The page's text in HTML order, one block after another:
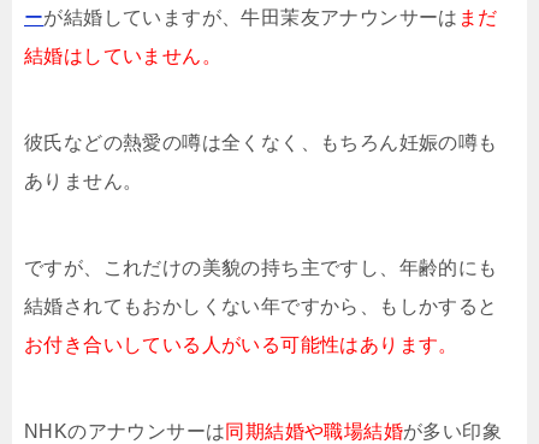
ーが結婚していますが、牛田茉友アナウンサーは まだ
結婚はしていません。
彼氏などの熱愛の噂は全くなく、もちろん妊娠の噂も
ありません。
ですが、これだけの美貌の持ち主ですし、年齢的にも
結婚されてもおかしくない年ですから、もしかすると
お付き合いしている人がいる可能性はあります。
NHKのアナウンサーは同期結婚や職場結婚が多い印象